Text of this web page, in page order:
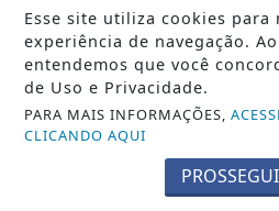
Esse site utiliza cookies para
experiência de navegação.
entendemos que você
de Uso e Privacidade.
PARA MAIS INFORMAÇÕES,
CLICANDO AQUI